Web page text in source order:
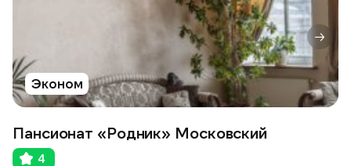
Эконом
Пансионат «Родник» Московский
4